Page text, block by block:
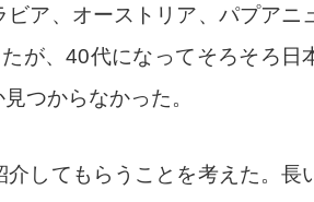
ア、オーストリア、パプアニ
が、40代になってそろそろ日
つからなかった。
してもらうことを考えた。長